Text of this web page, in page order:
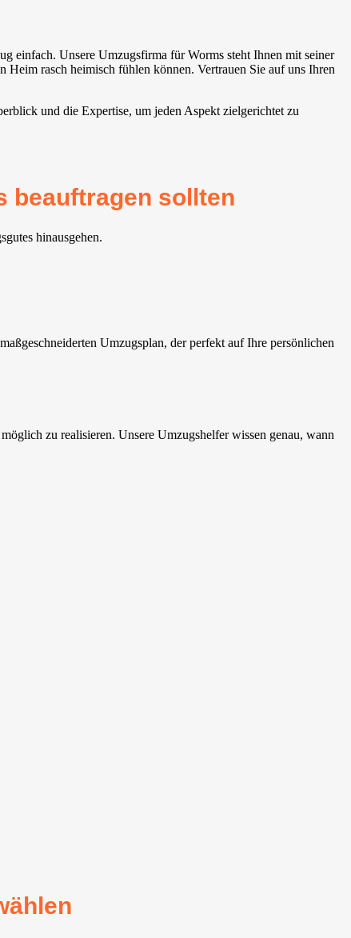
einfach. Unsere Umzugsfirma für Worms steht Ihnen mit seiner
Heim rasch heimisch fühlen können. Vertrauen Sie auf uns Ihren
und die Expertise, um jeden Aspekt zielgerichtet zu
beauftragen sollten
hinausgehen.
Umzugsplan, der perfekt auf Ihre persönlichen
zu realisieren. Unsere Umzugshelfer wissen genau, wann